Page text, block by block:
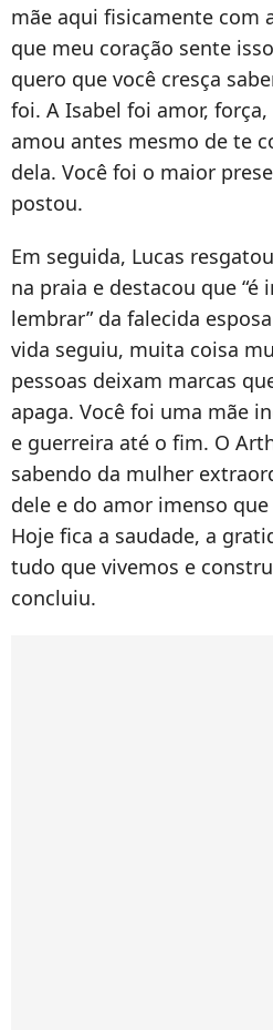
mãe aqui fisicamente com
que meu coração sente
quero que você cresça
foi. A Isabel foi amor,
amou antes mesmo de te
dela. Você foi o maior
postou.
Em seguida, Lucas
na praia e destacou que “é
lembrar” da falecida
vida seguiu, muita coisa
pessoas deixam marcas
apaga. Você foi uma mãe
e guerreira até o fim. O
sabendo da mulher
dele e do amor imenso
Hoje fica a saudade, a
tudo que vivemos e
concluiu.